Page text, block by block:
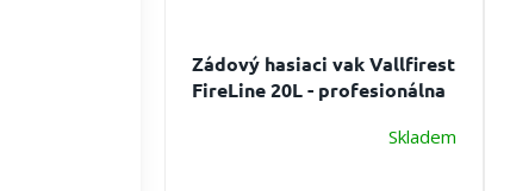
Zádový hasiaci vak Vallfirest
FireLine 20L - profesionálna
Skladem